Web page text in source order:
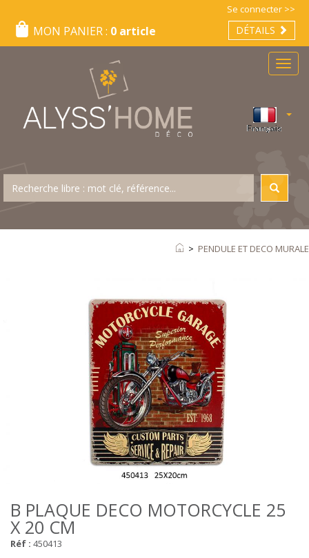
Se connecter >>
DÉTAILS
MON PANIER : 0 article
Menu
> PENDULE ET DECO MURALE
B PLAQUE DECO MOTORCYCLE 25
X 20 CM
Réf : 450413